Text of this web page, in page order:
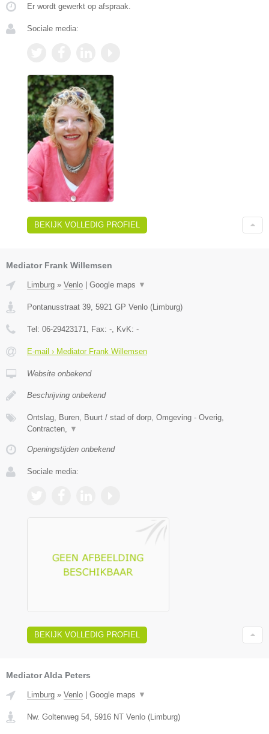
Er wordt gewerkt op afspraak.
Sociale media:
BEKIJK VOLLEDIG PROFIEL
Mediator Frank Willemsen
Limburg » Venlo | Google maps ▼
Pontanusstraat 39 5921 GP Venlo (Limburg)
Tel: 06-29423171 , Fax: - , KvK: -
E-mail › Mediator Frank Willemsen
Website onbekend
Beschrijving onbekend
Ontslag, Buren, Buurt / stad of dorp, Omgeving - Overig,
Contracten,
▼
Openingstijden onbekend
Sociale media:
BEKIJK VOLLEDIG PROFIEL
Mediator Alda Peters
Limburg » Venlo Google maps ▼
Nw. Goltenweg 54, 5916 NT Venlo (Limburg)